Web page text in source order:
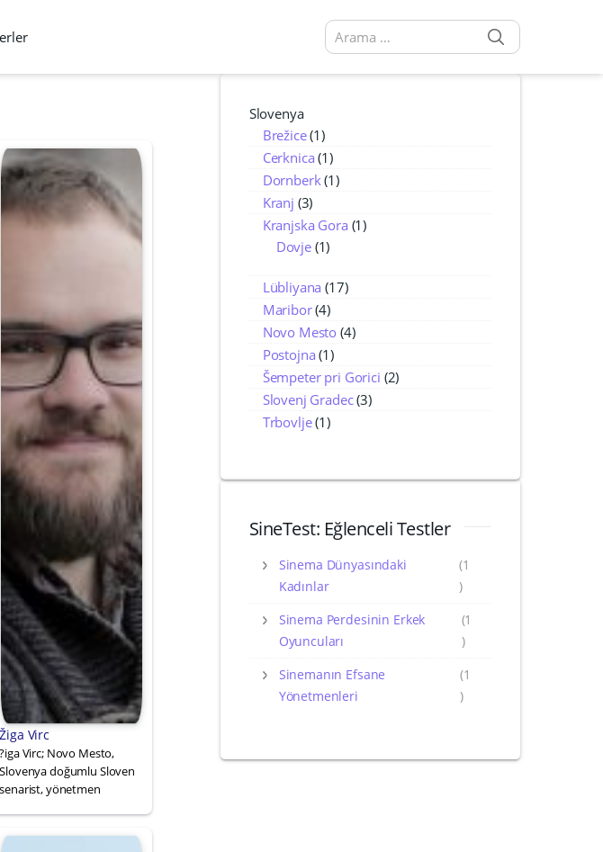
Arama sonuçları:
Žiga Virc
?iga Virc; Novo Mesto,
Slovenya doğumlu Sloven
senarist, yönetmen
Slovenya
Brežice(1)
Cerknica (1)
Dornberk(1)
Kranj (3)
Kranjska Gora (1)
Dovje(1)
Lübliyana (17)
Maribor(4)
Novo Mesto (4)
Postojna (1)
Šempeter pri Gorici (2)
Slovenj Gradec(3)
Trbovlje(1)
SineTest: Eğlenceli Testler
Sinema Dünyasındaki
Kadınlar
(1
)
Sinema Perdesinin Erkek
Oyuncuları
(1
)
Sinemanın Efsane
Yönetmenleri
(1
)